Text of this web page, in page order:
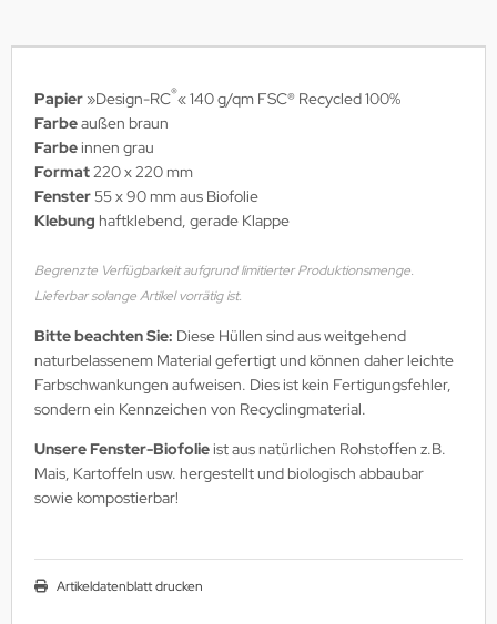
Papier »Design-RC®« 140 g/qm FSC® Recycled 100%
Farbeaußen braun
Farbe innen grau
Format220 x 220 mm
Fenster55 x 90 mm aus Biofolie
Klebung haftklebend, gerade Klappe
Begrenzte Verfügbarkeit aufgrund limitierter Produktionsmenge.
Lieferbar solange Artikel vorrätig ist.
Bitte beachten Sie: Diese Hüllen sind aus weitgehend
naturbelassenem Material gefertigt und können daher leichte
Farbschwankungen aufweisen. Dies ist kein Fertigungsfehler,
sondern ein Kennzeichen von Recyclingmaterial.
Unsere Fenster-Biofolie ist aus natürlichen Rohstoffen z.B.
Mais, Kartoffeln usw. hergestellt und biologisch abbaubar
sowie kompostierbar!
Artikeldatenblatt drucken